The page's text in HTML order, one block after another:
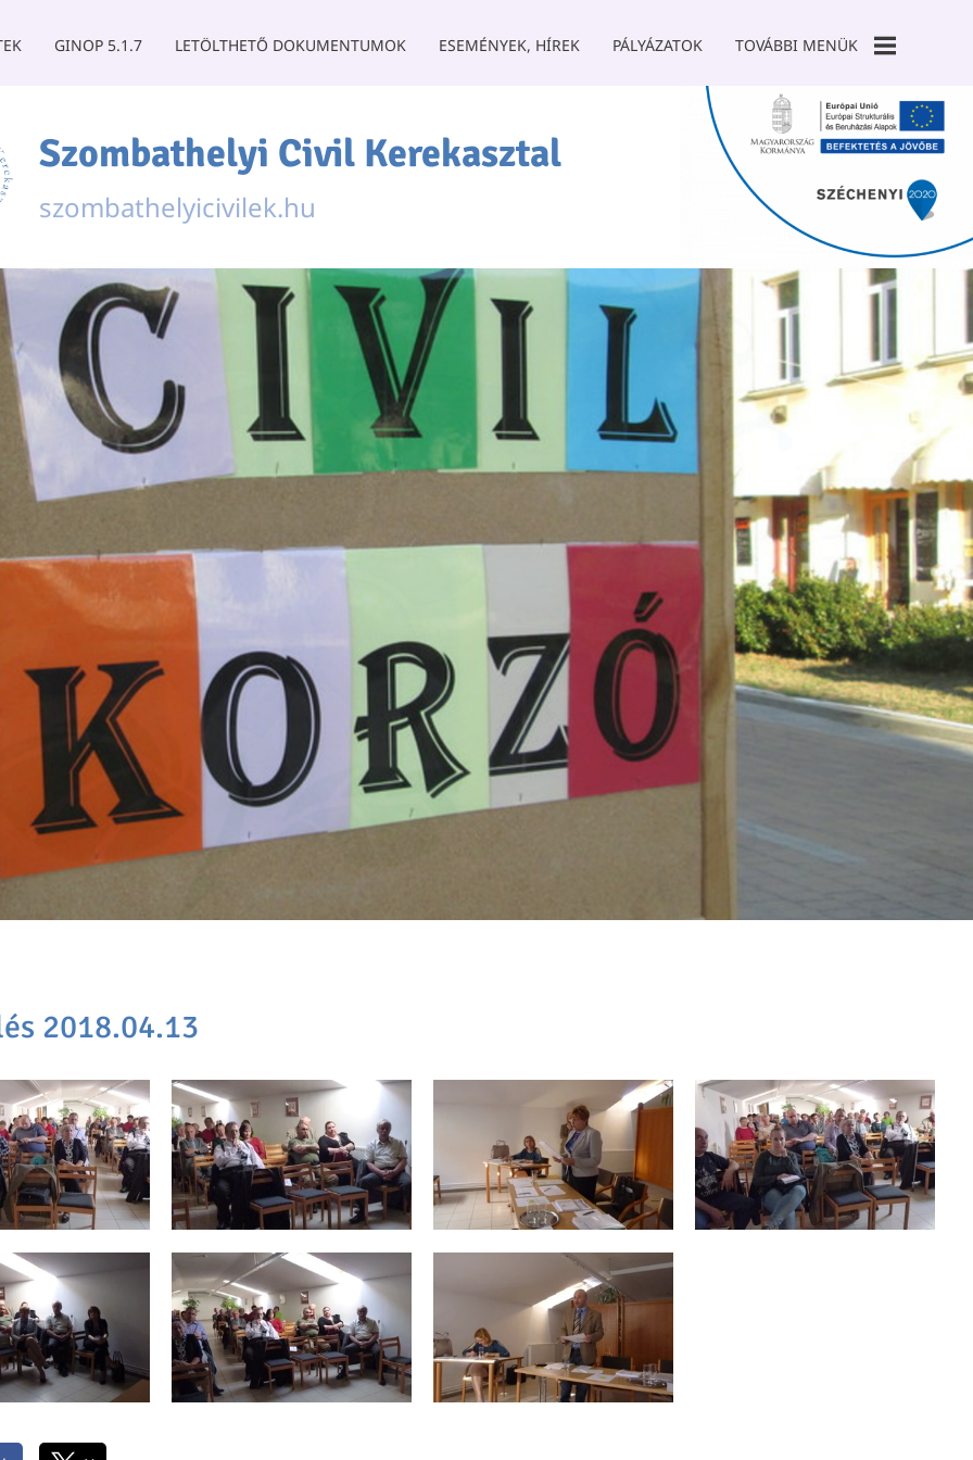
GINOP 5.1.7 LETÖLTHETŐ DOKUMENTUMOK ESEMÉNYEK, HÍREK PÁLYÁZATOK TOVÁBBI MENÜK
GALÉRIA
TÁMOGATÓK
SZCK TANODA
Szombathelyi Civil Kerekasztal
szombathelyicivilek.hu
2018.04.13